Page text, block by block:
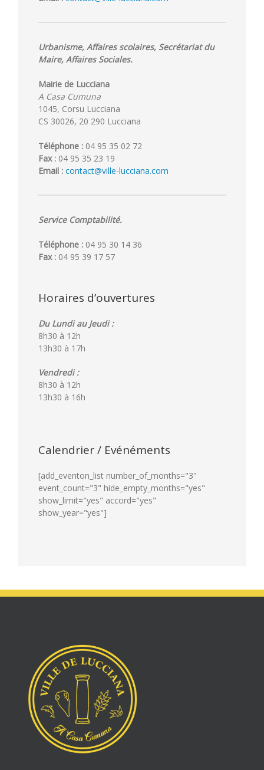
Urbanisme, Affaires scolaires, Secrétariat du
Maire, Affaires Sociales.
Mairie de Lucciana
A Casa Cumuna
1045, Corsu Lucciana
CS 30026, 20 290 Lucciana
Téléphone : 04 95 35 02 72
Fax : 04 95 35 23 19
Email : contact@ville-lucciana.com
Service Comptabilité.
Téléphone : 04 95 30 14 36
Fax : 04 95 39 17 57
Horaires d’ouvertures
Du Lundi au Jeudi :
8h30 à 12h
13h30 à 17h
Vendredi :
8h30 à 12h
13h30 à 16h
Calendrier / Evénéments
[add_eventon_list number_of_months="3"
event_count="3" hide_empty_months="yes"
show_limit="yes" accord="yes"
show_year="yes"]